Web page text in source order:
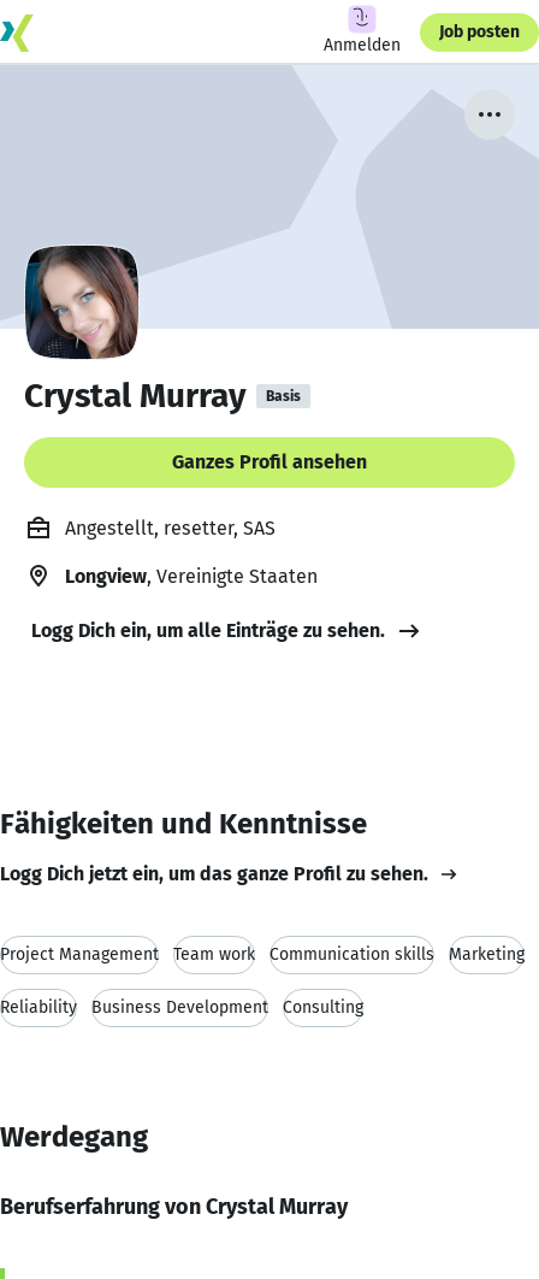
Anmelden
Job posten
Crystal Murray Basis
Ganzes Profil ansehen
Angestellt, resetter, SAS
Longview, Vereinigte Staaten
Logg Dich ein, um alle Einträge zu sehen.
Fähigkeiten und Kenntnisse
Logg Dich jetzt ein, um das ganze Profil zu sehen.
Project Management Team work Communication skills Marketing
Reliability Business Development Consulting
Werdegang
Berufserfahrung von Crystal Murray